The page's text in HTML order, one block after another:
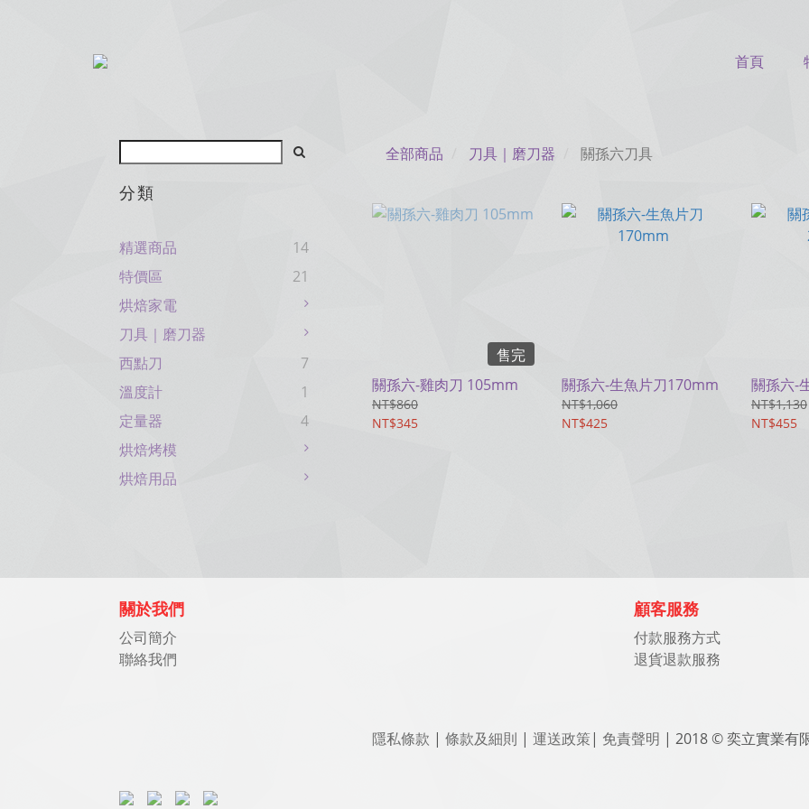
首頁
分類
精選商品
14
特價區
21
烘焙家電
刀具｜磨刀器
西點刀
7
溫度計
1
定量器
4
烘焙烤模
烘焙用品
全部商品 刀具｜磨刀器 關孫六刀具
售完
關孫六-雞肉刀 105mm
NT$860
NT$345
關孫六-生魚片刀170mm
NT$1,060
NT$425
關孫六-
NT$1,130
NT$455
關於我們
公司簡介
聯絡我們
顧客服務
付款服務方式
退貨退款服務
隱私條款 | 條款及細則 | 運送政策| 免責聲明 | 2018 © 奕立實業有